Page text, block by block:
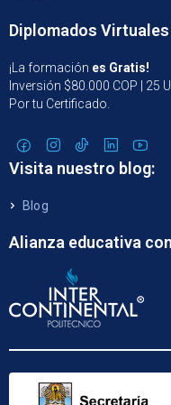
Diplomados Virtuales
¡La formación es Gratis!
Inversión $80.000 COP | 25
Por tu Certificado.
Visita nuestro blog:
Blog
Alianza educativa